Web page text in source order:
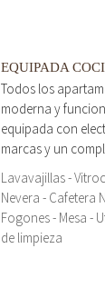
EQUIPADA
Todos los
moderna y
equipada con
marcas y un
Lavavajillas -
Nevera - Cafetera
Fogones - Mesa -
de limpieza